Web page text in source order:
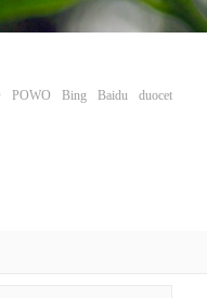
POWO Bing Baidu duocet